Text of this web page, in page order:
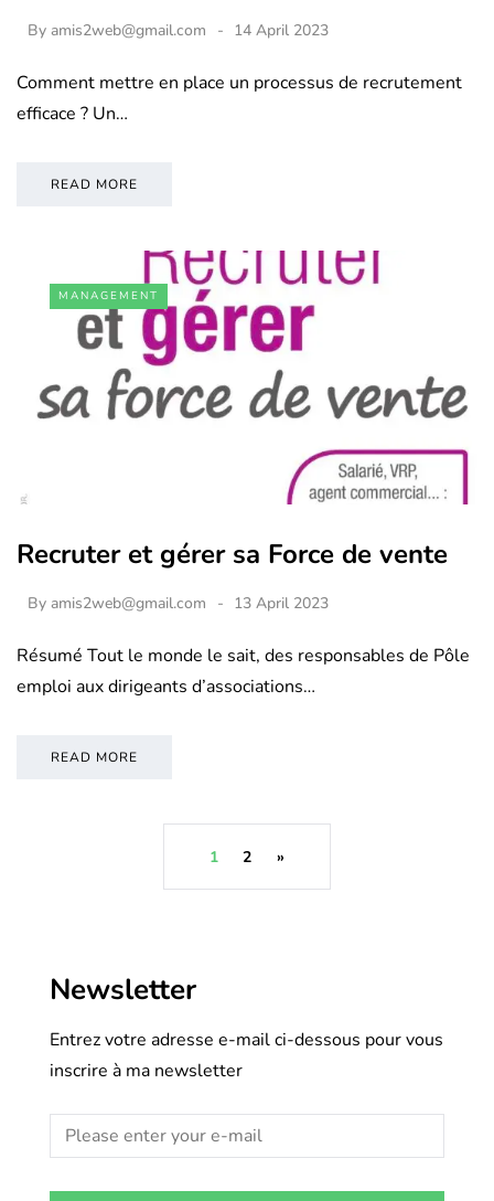
By amis2web@gmail.com 14 April 2023
Comment mettre en place un processus de recrutement
efficace ? Un…
READ MORE
MANAGEMENT
Recruter et gérer sa Force de vente
By amis2web@gmail.com 13 April 2023
Résumé Tout le monde le sait, des responsables de Pôle
emploi aux dirigeants d’associations…
READ MORE
1 2 »
Newsletter
Entrez votre adresse e-mail ci-dessous pour vous
inscrire à ma newsletter